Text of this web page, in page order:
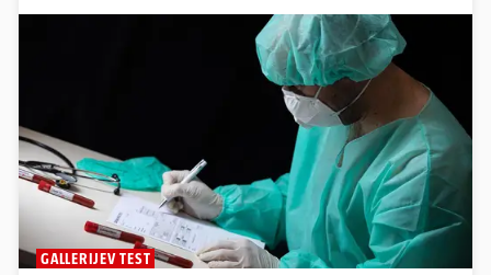
GALLERIJEV TEST